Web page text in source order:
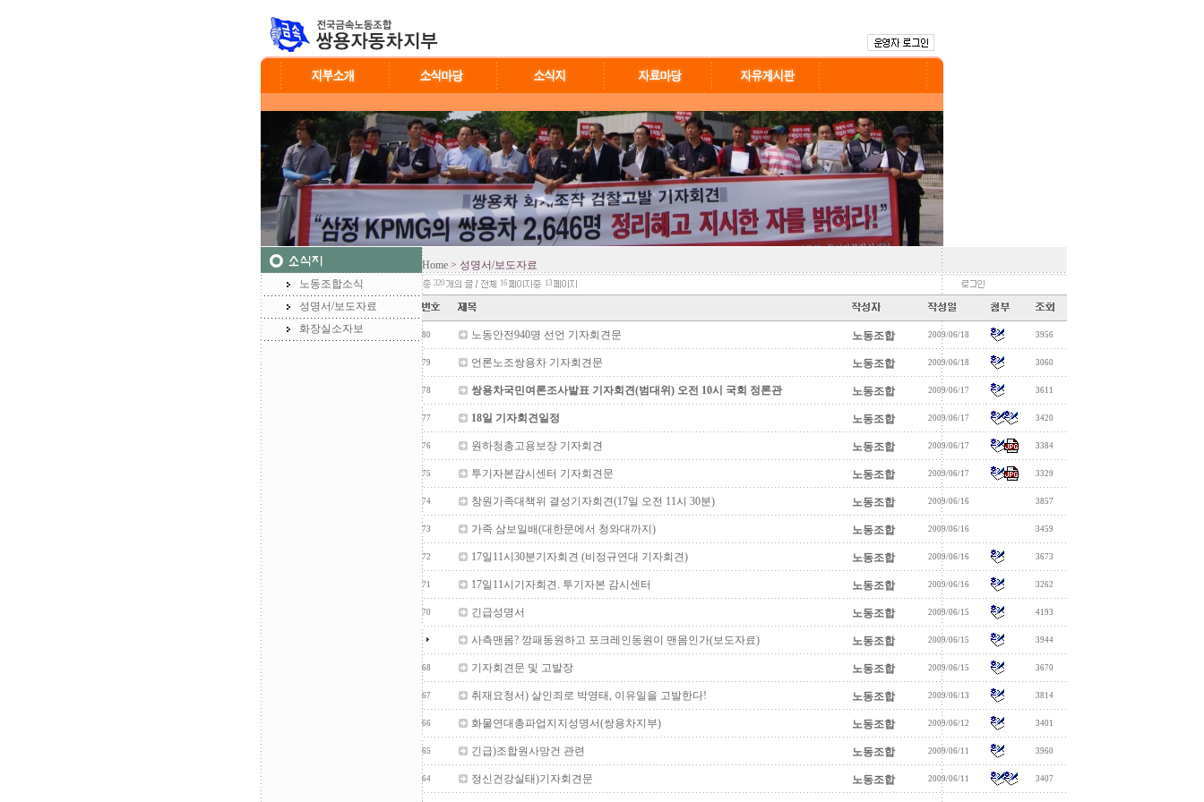
노동조합소식
성명서/보도자료
화장실소자보
Home > 성명서/보도자료
320 16 13
80 노동안전940명 선언 기자회견문 노동조합 2009/06/18 3956
79 언론노조쌍용차 기자회견문 노동조합 2009/06/18 3060
78 쌍용차국민여론조사발표 기자회견(범대위) 오전 10시 국회 정론관 노동조합 2009/06/17 3611
77 18일 기자회견일정 노동조합 2009/06/17 3420
76 원하청총고용보장 기자회견 노동조합 2009/06/17 3384
75 투기자본감시센터 기자회견문 노동조합 2009/06/17 3329
74 창원가족대책위 결성기자회견(17일 오전 11시 30분) 노동조합 2009/06/16 3857
73 가족 삼보일배(대한문에서 청와대까지) 노동조합 2009/06/16 3459
72 17일11시30분기자회견 (비정규연대 기자회견) 노동조합 2009/06/16 3673
71 17일11시기자회견. 투기자본 감시센터 노동조합 2009/06/16 3262
70 긴급성명서 노동조합 2009/06/15 4193
사측맨몸? 깡패동원하고 포크레인동원이 맨몸인가(보도자료) 노동조합 2009/06/15 3944
68 기자회견문 및 고발장 노동조합 2009/06/15 3670
67 취재요청서) 살인죄로 박영태, 이유일을 고발한다! 노동조합 2009/06/13 3814
66 화물연대총파업지지성명서(쌍용차지부) 노동조합 2009/06/12 3401
65 긴급)조합원사망건 관련 노동조합 2009/06/11 3960
64 정신건강실태)기자회견문 노동조합 2009/06/11 3407